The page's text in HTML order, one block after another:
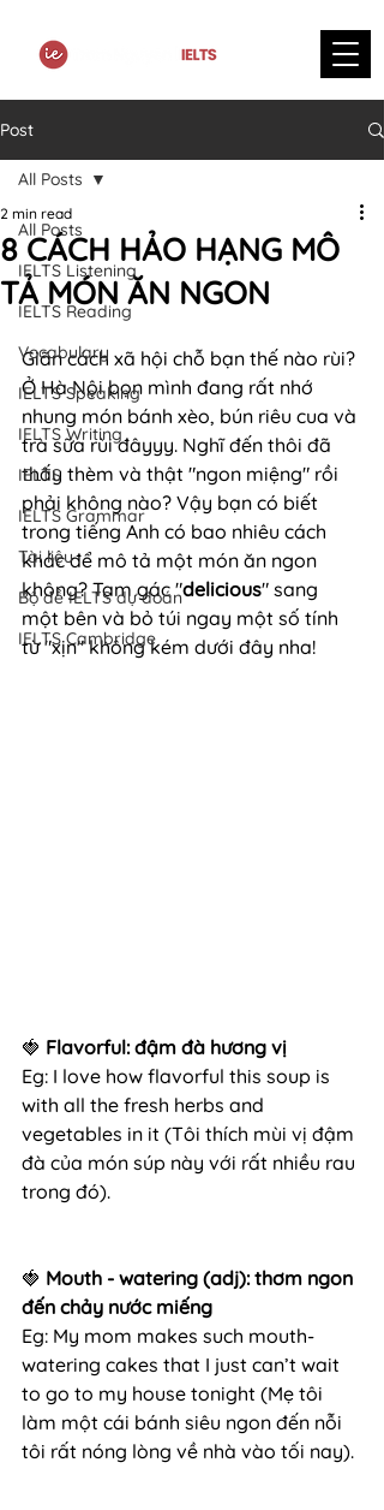
Post
All Posts
IELTS Listening
IELTS Reading
Vocabulary
IELTS Speaking
IELTS Writing
IELTS
IELTS Grammar
Tài liệu
Bộ đề IELTS dự đoán
IELTS Cambridge
All Posts
8 CÁCH HẢO HẠNG MÔ
TẢ MÓN ĂN NGON
2 min read
Giãn cách xã hội chỗ bạn thế nào rùi?
Ở Hà Nội bọn mình đang rất nhớ
nhung món bánh xèo, bún riêu cua và
trà sữa rùi đâyyy. Nghĩ đến thôi đã
thấy thèm và thật "ngon miệng" rồi
phải không nào? Vậy bạn có biết
trong tiếng Anh có bao nhiêu cách
khác để mô tả một món ăn ngon
không? Tạm gác "delicious" sang
một bên và bỏ túi ngay một số tính
từ "xịn" không kém dưới đây nha!
🍓 Flavorful: đậm đà hương vị
Eg: I love how flavorful this soup is
with all the fresh herbs and
vegetables in it (Tôi thích mùi vị đậm
đà của món súp này với rất nhiều rau
trong đó).
🍓 Mouth - watering (adj): thơm ngon
đến chảy nước miếng
Eg: My mom makes such mouth-
watering cakes that I just can’t wait
to go to my house tonight (Mẹ tôi
làm một cái bánh siêu ngon đến nỗi
tôi rất nóng lòng về nhà vào tối nay).